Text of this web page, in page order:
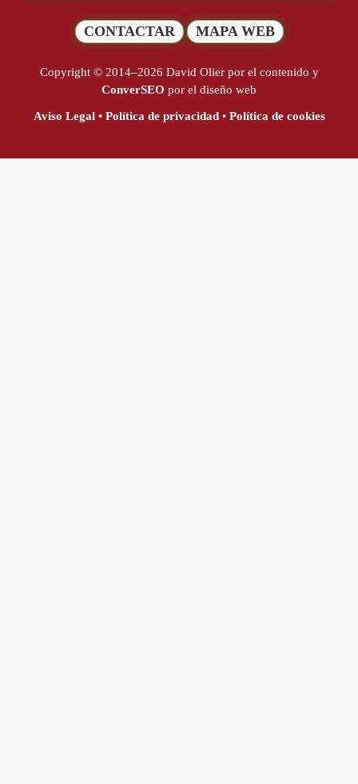
Copyright © 2014–2026 David Olier por el contenido y
ConverSEO por el diseño web
Aviso Legal• Política de privacidad• Política de cookies
CONTACTAR MAPA WEB